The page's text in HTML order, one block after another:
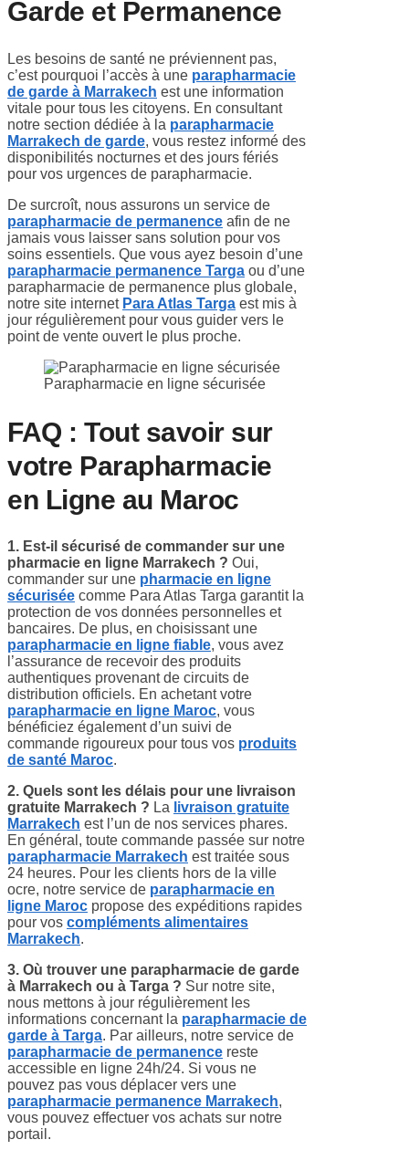
Garde et Permanence
Les besoins de santé ne préviennent pas,
c’est pourquoi l’accès à une parapharmacie
de garde à Marrakech est une information
vitale pour tous les citoyens. En consultant
notre section dédiée à la parapharmacie
Marrakech de garde, vous restez informé des
disponibilités nocturnes et des jours fériés
pour vos urgences de parapharmacie.
De surcroît, nous assurons un service de
parapharmacie de permanence afin de ne
jamais vous laisser sans solution pour vos
soins essentiels. Que vous ayez besoin d’une
parapharmacie permanence Targa ou d’une
parapharmacie de permanence plus globale,
notre site internet Para Atlas Targa est mis à
jour régulièrement pour vous guider vers le
point de vente ouvert le plus proche.
Parapharmacie en ligne sécurisée
FAQ : Tout savoir sur
votre Parapharmacie
en Ligne au Maroc
1. Est-il sécurisé de commander sur une
pharmacie en ligne Marrakech ? Oui,
commander sur une pharmacie en ligne
sécurisée comme Para Atlas Targa garantit la
protection de vos données personnelles et
bancaires. De plus, en choisissant une
parapharmacie en ligne fiable, vous avez
l’assurance de recevoir des produits
authentiques provenant de circuits de
distribution officiels. En achetant votre
parapharmacie en ligne Maroc, vous
bénéficiez également d’un suivi de
commande rigoureux pour tous vos produits
de santé Maroc.
2. Quels sont les délais pour une livraison
gratuite Marrakech ? La livraison gratuite
Marrakech est l’un de nos services phares.
En général, toute commande passée sur notre
parapharmacie Marrakech est traitée sous
24 heures. Pour les clients hors de la ville
ocre, notre service de parapharmacie en
ligne Maroc propose des expéditions rapides
pour vos compléments alimentaires
Marrakech.
3. Où trouver une parapharmacie de garde
à Marrakech ou à Targa ? Sur notre site,
nous mettons à jour régulièrement les
informations concernant la parapharmacie de
garde à Targa. Par ailleurs, notre service de
parapharmacie de permanence reste
accessible en ligne 24h/24. Si vous ne
pouvez pas vous déplacer vers une
parapharmacie permanence Marrakech,
vous pouvez effectuer vos achats sur notre
portail.